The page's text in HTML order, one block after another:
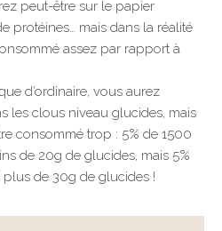
peut-être sur le papier
protéines… mais dans la réalité
assez par rapport à
d’ordinaire, vous aurez
les clous niveau glucides, mais
consommé trop : 5% de 1500
de 20g de glucides, mais 5%
plus de 30g de glucides !